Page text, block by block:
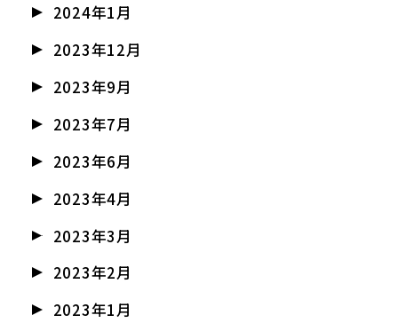
2024年1月
2023年12月
2023年9月
2023年7月
2023年6月
2023年4月
2023年3月
2023年2月
2023年1月